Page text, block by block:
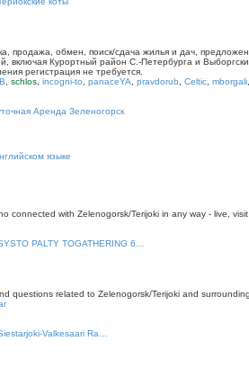
продажа, обмен, поиск/сдача жилья и дач,
включая Курортный район С.-Петербурга и
регистрация не требуется.
schlos incogni-to panaceYA pravdorub Celtic mborgali
Аренда Зеленогорск
языке
connected with Zelenogorsk/Terijoki in any way - live,
PALTY TOGATHERING 6…
questions related to Zelenogorsk/Terijoki and
Valkesaari Ra…